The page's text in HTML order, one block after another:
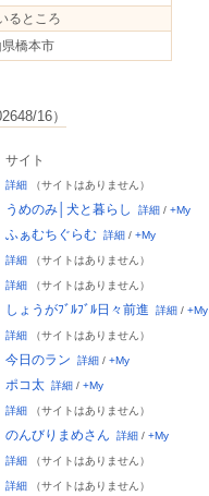
るところ
橋本市
16）
サイト
詳細（サイトはありません）
うめのみ│犬と暮らし 詳細/ +My
ふぁむちぐらむ 詳細/ +My
詳細（サイトはありません）
詳細（サイトはありません）
しょうがﾌﾞﾙﾌﾞﾙ日々前進 詳細/ +My
詳細（サイトはありません）
今日のラン 詳細/ +My
ポコ太 詳細/ +My
詳細（サイトはありません）
のんびりまめさん 詳細/ +My
詳細（サイトはありません）
詳細（サイトはありません）